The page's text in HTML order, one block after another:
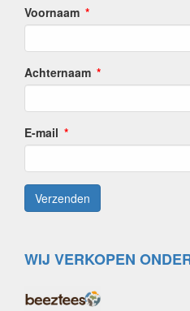
Voornaam
Achternaam
E-mail
WIJ VERKOPEN